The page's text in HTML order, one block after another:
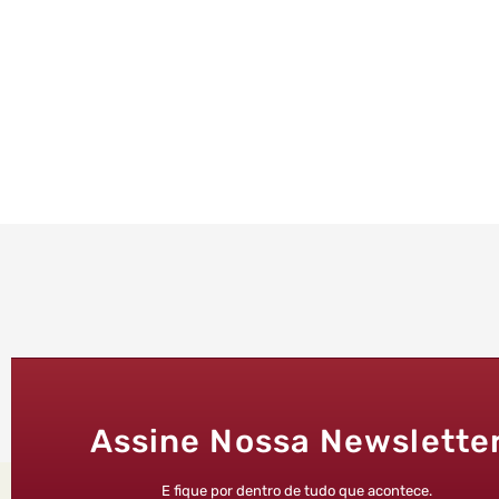
Assine Nossa
E fique por dentro de tudo que acontece.